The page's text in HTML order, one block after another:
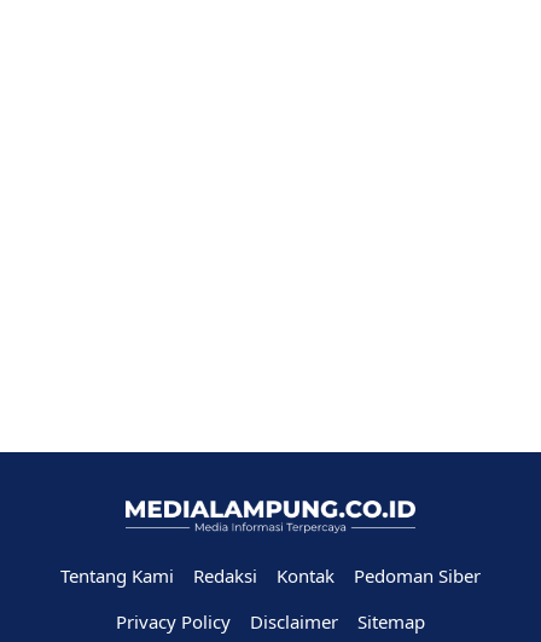
Tentang Kami Redaksi Kontak
Pedoman Siber
Privacy Policy
Disclaimer Sitemap